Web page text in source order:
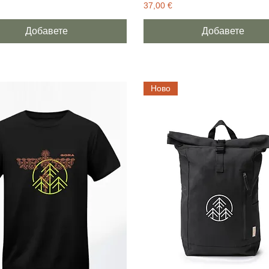
Добавете
Цена
37,00 €
Добавете
Ново